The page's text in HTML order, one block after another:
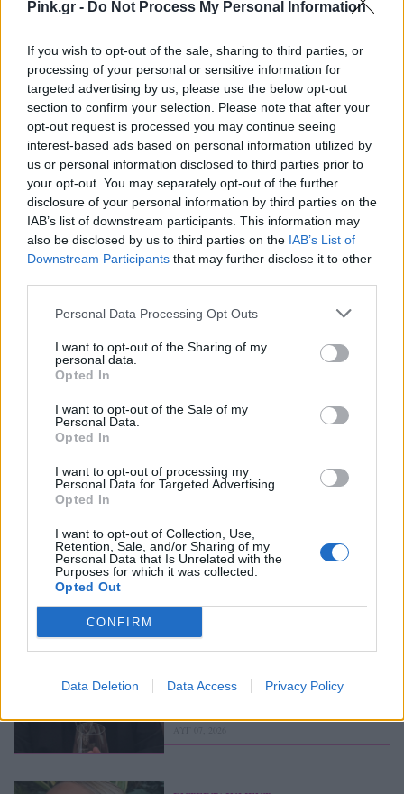
Pink.gr - Do Not Process My Personal Information
If you wish to opt-out of the sale, sharing to third parties, or
processing of your personal or sensitive information for
targeted advertising by us, please use the below opt-out
section to confirm your selection. Please note that after your
opt-out request is processed you may continue seeing
interest-based ads based on personal information utilized by
us or personal information disclosed to third parties prior to
your opt-out. You may separately opt-out of the further
disclosure of your personal information by third parties on the
IAB’s list of downstream participants. This information may
also be disclosed by us to third parties on the IAB’s List of
Downstream Participants that may further disclose it to other
Personal Data Processing Opt Outs
I want to opt-out of the Sharing of my
personal data.
Opted In
I want to opt-out of the Sale of my
Personal Data.
Opted In
I want to opt-out of processing my
Personal Data for Targeted Advertising.
Opted In
I want to opt-out of Collection, Use,
Retention, Sale, and/or Sharing of my
Personal Data that Is Unrelated with the
Purposes for which it was collected.
Opted Out
CONFIRM
Data Deletion Data Access Privacy Policy
ΔΙΑΦΗΜΙΣΗ
Περισσότερα Θέματα
Entertainment
Χρήστος Δάντης: «Συνάδελφοι
έγραψα το """"My Number